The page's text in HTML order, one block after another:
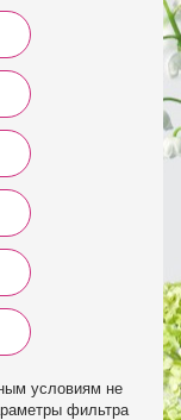
условиям не
фильтра